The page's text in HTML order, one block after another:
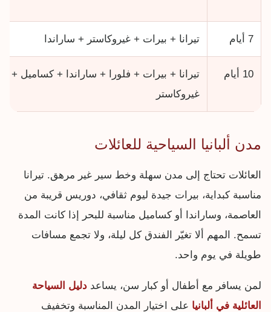
7 أيام تيرانا + بيرات + غيروكاستر + ساراندا
10 أيام
تيرانا + بيرات + فلورا + ساراندا + كساميل +
غيروكاستر
مدن ألبانيا السياحية للعائلات
العائلات تحتاج إلى مدن سهلة وخط سير غير مرهق. تيرانا
مناسبة كبداية، بيرات جيدة ليوم ثقافي، دوريس قريبة من
العاصمة، وساراندا أو كساميل مناسبة للبحر إذا كانت المدة
تسمح. المهم ألا تغيّر الفندق كل ليلة، ولا تجمع مسافات
طويلة في يوم واحد.
لمن يسافر مع أطفال أو كبار سن، يساعد دليل السياحة
العائلية في ألبانيا على اختيار المدن المناسبة وتخفيف